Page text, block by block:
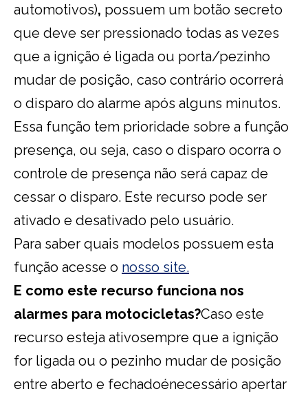
automotivos), possuem um botão secreto
que deve ser pressionado todas as vezes
que a ignição é ligada ou porta/pezinho
mudar de posição, caso contrário ocorrerá
o disparo do alarme após alguns minutos.
Essa função tem prioridade sobre a função
presença, ou seja, caso o disparo ocorra o
controle de presença não será capaz de
cessar o disparo. Este recurso pode ser
ativado e desativado pelo usuário.
Para saber quais modelos possuem esta
função acesse o nosso site.
E como este recurso funciona nos
alarmes para motocicletas?Caso este
recurso esteja ativosempre que a ignição
for ligada ou o pezinho mudar de posição
entre aberto e fechadoénecessário apertar